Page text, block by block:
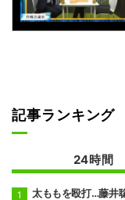
記事ランキング
24時間
太ももを殴打…藤井